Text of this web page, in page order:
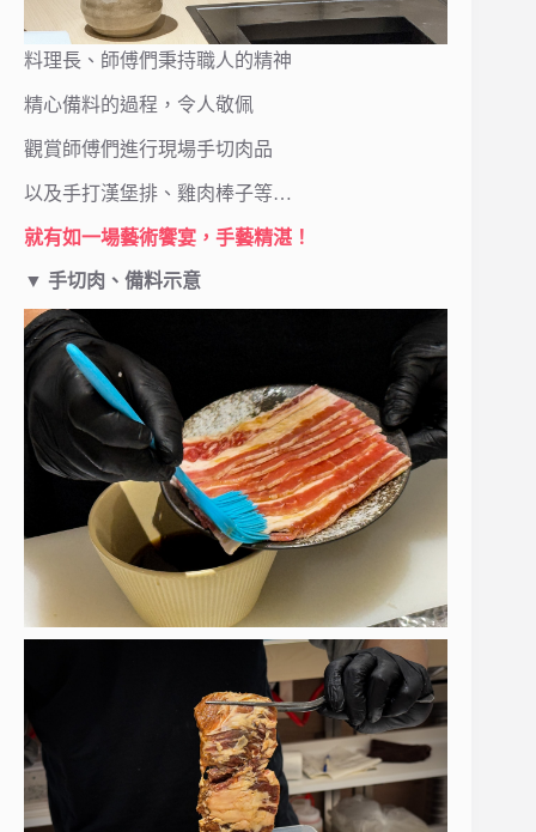
料理長、師傅們秉持職人的精神
精心備料的過程，令人敬佩
觀賞師傅們進行現場手切肉品
以及手打漢堡排、雞肉棒子等…
就有如一場藝術饗宴，手藝精湛！
▼ 手切肉、備料示意